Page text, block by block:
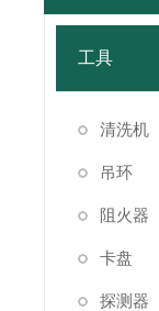
工具
清洗机
吊环
阻火器
卡盘
探测器